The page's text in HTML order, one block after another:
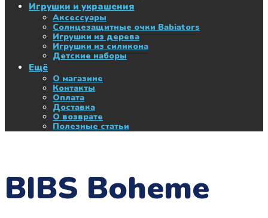
Игрушки и украшения
Аксессуары
Солнцезащитные очки Babiators
Игрушки из дерева
Игрушки из силикона
Детские наборы
Ещё
О магазине
Контакты
Оплата
Доставка
О возврате
Полезные статьи
BIBS Boheme